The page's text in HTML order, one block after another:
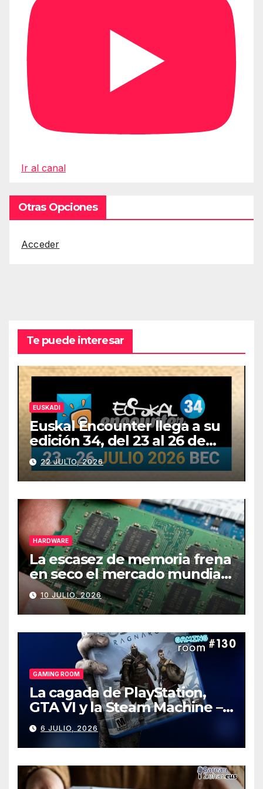
Ir al canal
Otras Opciones
Acceder
Te puede interesar
EUSKADI
Euskal Encounter llega a su
edición 34, del 23 al 26 de
julio
22 JULIO, 2026
HARDWARE
La escasez de memoria frena
en seco el mercado mundial
de PCs
10 JULIO, 2026
GAMING ROOM
La cagada de PlayStation,
GTA VI y la Steam Machine –
Gaming Room #130
6 JULIO, 2026